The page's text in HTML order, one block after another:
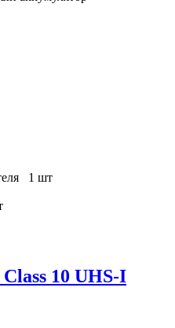
1 шт
10 UHS-I